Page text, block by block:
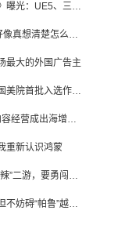
金韬创业项目《阴阳师：云图》曝光：UE5、三端互通、ARPG
推出多款“神人”游戏后，腾讯好像真想清楚怎么做二次元了
最大的外国广告主
腾讯游戏百万奖学金落地，中国美院首批入选作品获业内关注
2026 TikTok游戏出海沙龙：内容经营成出海增长新引擎
重新认识鸿蒙
百人团队、研发三年：腾讯“麻辣”二游，要勇闯男性恋爱市场
手游版今年推出：官司缠身，但不妨碍“帕鲁”越来越火